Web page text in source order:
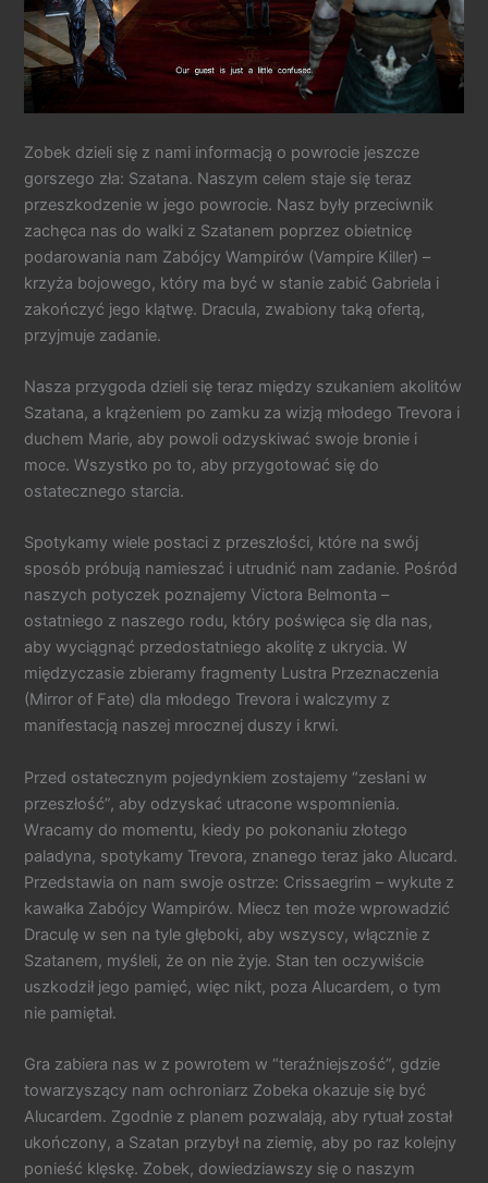
Zobek dzieli się z nami informacją o powrocie jeszcze
gorszego zła: Szatana. Naszym celem staje się teraz
przeszkodzenie w jego powrocie. Nasz były przeciwnik
zachęca nas do walki z Szatanem poprzez obietnicę
podarowania nam Zabójcy Wampirów (Vampire Killer) –
krzyża bojowego, który ma być w stanie zabić Gabriela i
zakończyć jego klątwę. Dracula, zwabiony taką ofertą,
przyjmuje zadanie.
Nasza przygoda dzieli się teraz między szukaniem akolitów
Szatana, a krążeniem po zamku za wizją młodego Trevora i
duchem Marie, aby powoli odzyskiwać swoje bronie i
moce. Wszystko po to, aby przygotować się do
ostatecznego starcia.
Spotykamy wiele postaci z przeszłości, które na swój
sposób próbują namieszać i utrudnić nam zadanie. Pośród
naszych potyczek poznajemy Victora Belmonta –
ostatniego z naszego rodu, który poświęca się dla nas,
aby wyciągnąć przedostatniego akolitę z ukrycia. W
międzyczasie zbieramy fragmenty Lustra Przeznaczenia
(Mirror of Fate) dla młodego Trevora i walczymy z
manifestacją naszej mrocznej duszy i krwi.
Przed ostatecznym pojedynkiem zostajemy “zesłani w
przeszłość”, aby odzyskać utracone wspomnienia.
Wracamy do momentu, kiedy po pokonaniu złotego
paladyna, spotykamy Trevora, znanego teraz jako Alucard.
Przedstawia on nam swoje ostrze: Crissaegrim – wykute z
kawałka Zabójcy Wampirów. Miecz ten może wprowadzić
Draculę w sen na tyle głęboki, aby wszyscy, włącznie z
Szatanem, myśleli, że on nie żyje. Stan ten oczywiście
uszkodził jego pamięć, więc nikt, poza Alucardem, o tym
nie pamiętał.
Gra zabiera nas w z powrotem w “teraźniejszość”, gdzie
towarzyszący nam ochroniarz Zobeka okazuje się być
Alucardem. Zgodnie z planem pozwalają, aby rytuał został
ukończony, a Szatan przybył na ziemię, aby po raz kolejny
ponieść klęskę. Zobek, dowiedziawszy się o naszym